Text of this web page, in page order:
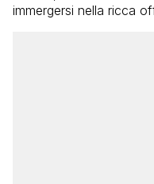
immergersi nella ricca